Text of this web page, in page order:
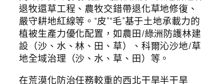
退牧還草工程、農牧交錯帶退化草地修復、
嚴守耕地紅線等。“皮”“毛”基于土地承載力的
植被生產力優化配置，如農田/綠洲防護林建
設（沙、水、林、田、草）、科爾沁沙地/草
地全域治理（沙、水、草、田）等。
在荒漠化防治任務較重的西北干旱半干旱